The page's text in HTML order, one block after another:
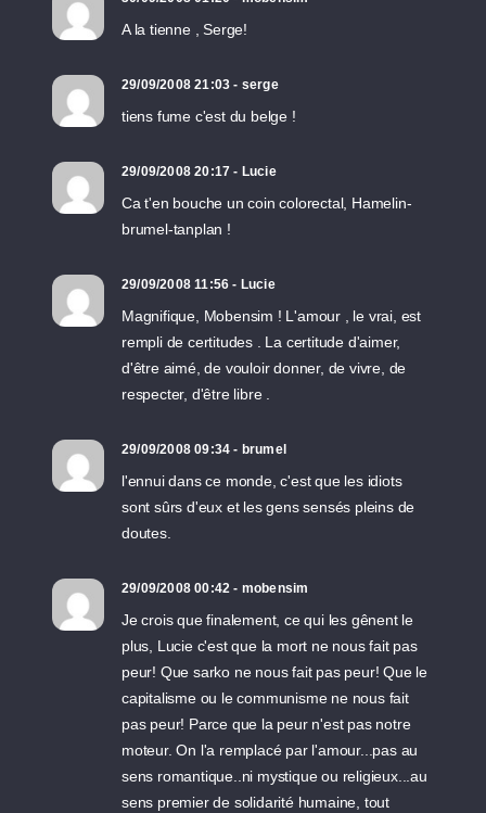
A la tienne , Serge!
29/09/2008 21:03 - serge
tiens fume c'est du belge !
29/09/2008 20:17 - Lucie
Ca t'en bouche un coin colorectal, Hamelin-
brumel-tanplan !
29/09/2008 11:56 - Lucie
Magnifique, Mobensim ! L'amour , le vrai, est
rempli de certitudes . La certitude d'aimer,
d'être aimé, de vouloir donner, de vivre, de
respecter, d'être libre .
29/09/2008 09:34 - brumel
l'ennui dans ce monde, c'est que les idiots
sont sûrs d'eux et les gens sensés pleins de
doutes.
29/09/2008 00:42 - mobensim
Je crois que finalement, ce qui les gênent le
plus, Lucie c'est que la mort ne nous fait pas
peur! Que sarko ne nous fait pas peur! Que le
capitalisme ou le communisme ne nous fait
pas peur! Parce que la peur n'est pas notre
moteur. On l'a remplacé par l'amour...pas au
sens romantique..ni mystique ou religieux...au
sens premier de solidarité humaine, tout